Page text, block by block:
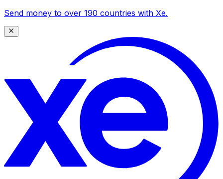
Send money to over 190 countries with Xe.